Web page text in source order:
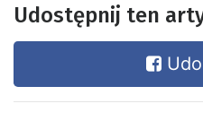
Udostępnij ten